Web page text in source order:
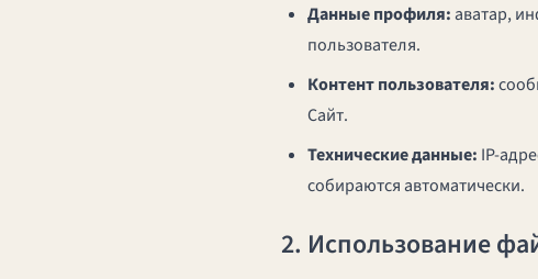
Данные профиля: аватар,
пользователя.
Контент пользователя:
Сайт.
Технические данные: IP-
собираются автоматически.
2. Использование